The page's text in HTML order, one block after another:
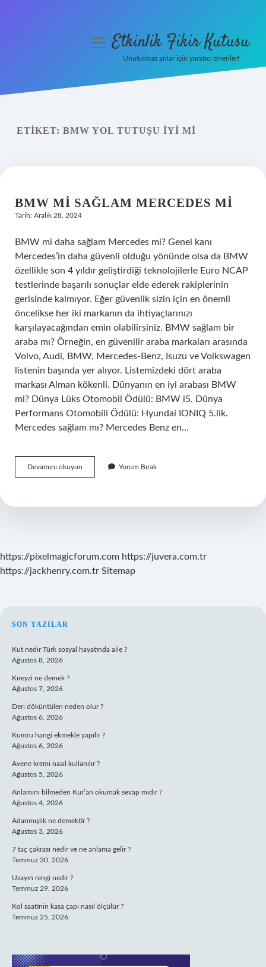
Yasal Uyarı
menüyüEtkinlik Fikir Kutusu
Unutulmaz anlar için yaratıcı öneriler!
ETIKET: BMW YOL TUTUŞU IYI MI
BMW MI SAĞLAM MERCEDES MI
Tarih: Aralık 28, 2024
BMW mi daha sağlam Mercedes mi? Genel kanı
Mercedes’in daha güvenli olduğu yönünde olsa da BMW
özellikle son 4 yıldır geliştirdiği teknolojilerle Euro NCAP
testlerinde başarılı sonuçlar elde ederek rakiplerinin
gerisinde kalmıyor. Eğer güvenlik sizin için en önemli
öncelikse her iki markanın da ihtiyaçlarınızı
karşılayacağından emin olabilirsiniz. BMW sağlam bir
araba mı? Örneğin, en güvenilir araba markaları arasında
Volvo, Audi, BMW, Mercedes-Benz, Isuzu ve Volkswagen
listenin başında yer alıyor. Listemizdeki dört araba
markası Alman kökenli. Dünyanın en iyi arabası BMW
mi? Dünya Lüks Otomobil Ödülü: BMW i5. Dünya
Performans Otomobili Ödülü: Hyundai IONIQ 5.lik.
Mercedes sağlam mı? Mercedes Benz en…
Devamını okuyun
Mi
Mi
Yorum Bırak
https://pixelmagicforum.com https://juvera.com.tr
https://jackhenry.com.tr Sitemap
SIDEBAR
SON YAZILAR
Kut nedir Türk sosyal hayatında aile ?
Ağustos 8, 2026
Kıreyzi ne demek ?
Ağustos 7, 2026
Deri döküntüleri neden olur ?
Ağustos 6, 2026
Kumru hangi ekmekle yapılır ?
Ağustos 6, 2026
Avene kremi nasıl kullanılır ?
Ağustos 5, 2026
Anlamını bilmeden Kur’an okumak sevap mıdır ?
Ağustos 4, 2026
Adanmışlık ne demektir ?
Ağustos 3, 2026
7 taç çakrası nedir ve ne anlama gelir ?
Temmuz 30, 2026
Uzayın rengi nedir ?
Temmuz 29, 2026
Kol saatinin kasa çapı nasıl ölçülür ?
Temmuz 25, 2026